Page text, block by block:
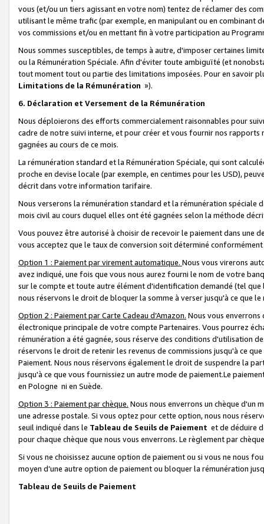
vous (et/ou un tiers agissant en votre nom) tentez de réclamer des
utilisant le même trafic (par exemple, en manipulant ou en combinant
vos commissions et/ou en mettant fin à votre participation au
Nous sommes susceptibles, de temps à autre, d'imposer certaines
ou la Rémunération Spéciale. Afin d'éviter toute ambiguïté (et
tout moment tout ou partie des limitations imposées. Pour en savoir
Limitations de la Rémunération »).
6. Déclaration et Versement de la Rémunération
Nous déploierons des efforts commercialement raisonnables pour
cadre de notre suivi interne, et pour créer et vous fournir nos
gagnées au cours de ce mois.
La rémunération standard et la Rémunération Spéciale, qui sont
proche en devise locale (par exemple, en centimes pour les USD),
décrit dans votre information tarifaire.
Nous verserons la rémunération standard et la rémunération spéciale
mois civil au cours duquel elles ont été gagnées selon la méthode
Vous pouvez être autorisé à choisir de recevoir le paiement dans une
vous acceptez que le taux de conversion soit déterminé
Option 1 : Paiement par virement automatique. Nous vous virerons
avez indiqué, une fois que vous nous aurez fourni le nom de votre
sur le compte et toute autre élément d'identification demandé (tel que
nous réservons le droit de bloquer la somme à verser jusqu'à ce que
Option 2 : Paiement par Carte Cadeau d’Amazon. Nous vous
électronique principale de votre compte Partenaires. Vous pourrez
rémunération a été gagnée, sous réserve des conditions d'utilisation
réservons le droit de retenir les revenus de commissions jusqu'à ce
Paiement. Nous nous réservons également le droit de suspendre la
jusqu'à ce que vous fournissiez un autre mode de paiement.Le
en Pologne ni en Suède.
Option 3 : Paiement par chèque. Nous nous enverrons un chèque d'un
une adresse postale. Si vous optez pour cette option, nous nous
seuil indiqué dans le Tableau de Seuils de Paiement et de déduire
pour chaque chèque que nous vous enverrons. Le règlement par
Si vous ne choisissez aucune option de paiement ou si vous ne nous
moyen d’une autre option de paiement ou bloquer la rémunération
Tableau de Seuils de Paiement